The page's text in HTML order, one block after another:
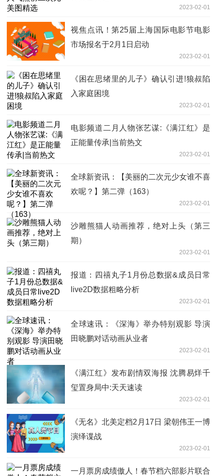
2023-02-01
视焦点讯！第25届上海国际电影节电影
市场报名于2月1日启动
2023-02-01
《困在思绪里的儿子》确认引进!狼叔陷
入家庭困境
2023-02-01
电影频道二月人物张艺谋:《满江红》是
正能量传承|当前热文
2023-02-01
全球新资讯：【美丽的二次元少女谁不喜
欢呢？】第二弹（163）
2023-02-01
沙雕熊猫人动画推荐，绝对上头（第三
期）
2023-02-01
报道：四禧丸子1月份总数据&成员日常
live2D数据粗略分析
2023-02-01
全球速讯：《深海》举办特别观影 导演
田晓鹏对话动画从业者
2023-02-01
《满江红》发布剧情双海报 沈腾易烊千
玺置身局中:天天速读
2023-02-01
《无名》北美定档2月17日 梁朝伟王一博
演绎谍战
2023-02-01
一月票房成绩傲人！春节档六部影片联合